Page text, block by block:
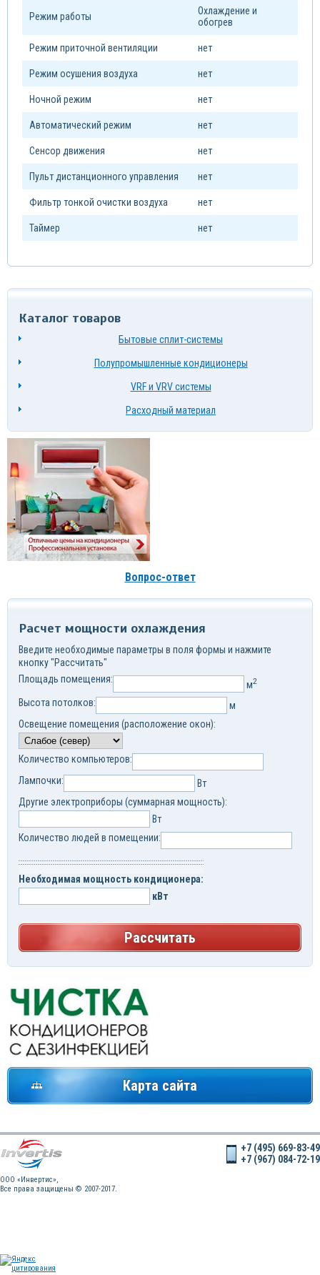
Режим работы
Охлаждение и
обогрев
Режим приточной вентиляции нет
Режим осушения воздуха нет
Ночной режим нет
Автоматический режим нет
Сенсор движения нет
Пульт дистанционного управления нет
Фильтр тонкой очистки воздуха нет
Таймер нет
Каталог товаров
Бытовые сплит-системы
Полупромышленные кондиционеры
VRF и VRV системы
Расходный материал
Вопрос-ответ
Расчет мощности охлаждения
Введите необходимые параметры в поля формы и нажмите
кнопку "Рассчитать"
Площадь помещения:
м2
Высота потолков:
м
Освещение помещения (расположение окон):
Количество компьютеров:
Лампочки:
Вт
Другие электроприборы (суммарная мощность):
Вт
Количество людей в помещении:
Необходимая мощность кондиционера:
кВт
Рассчитать
Карта сайта
OOO «Инвертис»,
Все права защищены © 2007-2017.
+7 (495) 669-83-49
+7 (967) 084-72-19